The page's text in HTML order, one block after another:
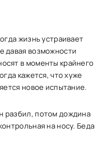
жизнь устраивает
давая возможности
в моменты крайнего
кажется, что хуже
новое испытание.
разбил, потом дождина
на носу. Беда